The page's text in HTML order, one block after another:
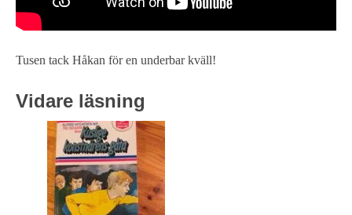
Tusen tack Håkan för en underbar kväll!
Vidare läsning